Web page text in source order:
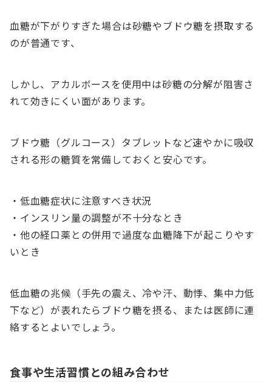
血糖が下がりすぎた場合は砂糖やブドウ糖を摂取する
のが普通です、
しかし、アカルボースを使用中は砂糖の分解が阻害さ
れて効きにくい面があります。
ブドウ糖（グルコース）タブレットなど速やかに吸収
される形の糖質を常備しておくと安心です。
・低血糖症状に注意すべき状況
・インスリン量の調整が不十分なとき
・他の経口薬との併用で過度な血糖降下が起こりやす
いとき
低血糖の兆候（手先の震え、冷や汗、動悸、集中力低
下など）が表れたらブドウ糖を摂る、または医師に連
絡するとよいでしょう。
食事や生活習慣との組み合わせ